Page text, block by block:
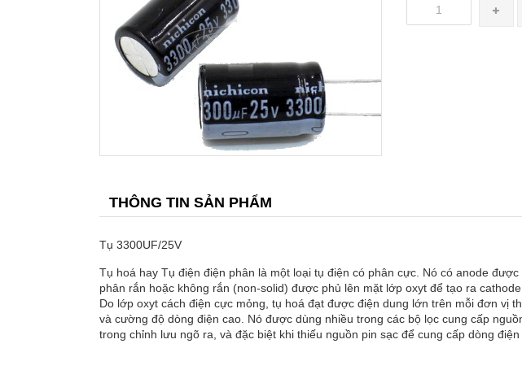
THÔNG TIN SẢN PHẨM
Tụ 3300UF/25V
Tụ hoá hay Tụ điện điện phân là một loại tụ điện có phân cực. Nó có anode
phân rắn hoặc không rắn (non-solid) được phủ lên mặt lớp oxyt để tạo ra cathode
Do lớp oxyt cách điện cực mỏng, tụ hoá đạt được điện dung lớn trên mỗi đơn vị
và cường độ dòng điện cao. Nó được dùng nhiều trong các bộ lọc cung cấp
trong chỉnh lưu ngõ ra, và đặc biệt khi thiếu nguồn pin sạc để cung cấp dòng